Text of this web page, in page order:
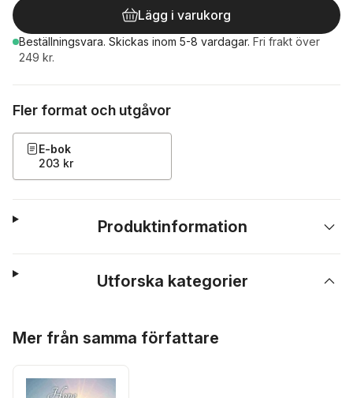
Lägg i varukorg
Beställningsvara. Skickas inom 5-8 vardagar. Fri frakt över
249 kr.
Fler format och utgåvor
E-bok
203 kr
Produktinformation
Utforska kategorier
Mer från samma författare